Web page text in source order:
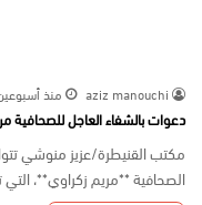
aziz manouchi منذ
دعوات بالشفاء العاجل للصحافية
مكتب القنيطرة/عزيز منوشي
الصحافية **مريم زكراوي**،